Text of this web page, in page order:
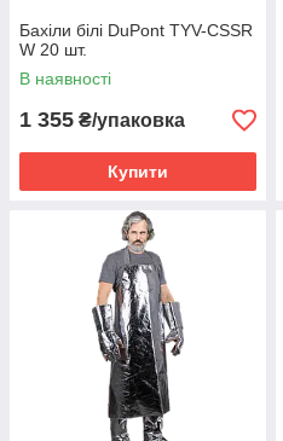
Бахіли білі DuPont TYV-CSSR
W 20 шт.
В наявності
1 355 ₴/упаковка
Купити